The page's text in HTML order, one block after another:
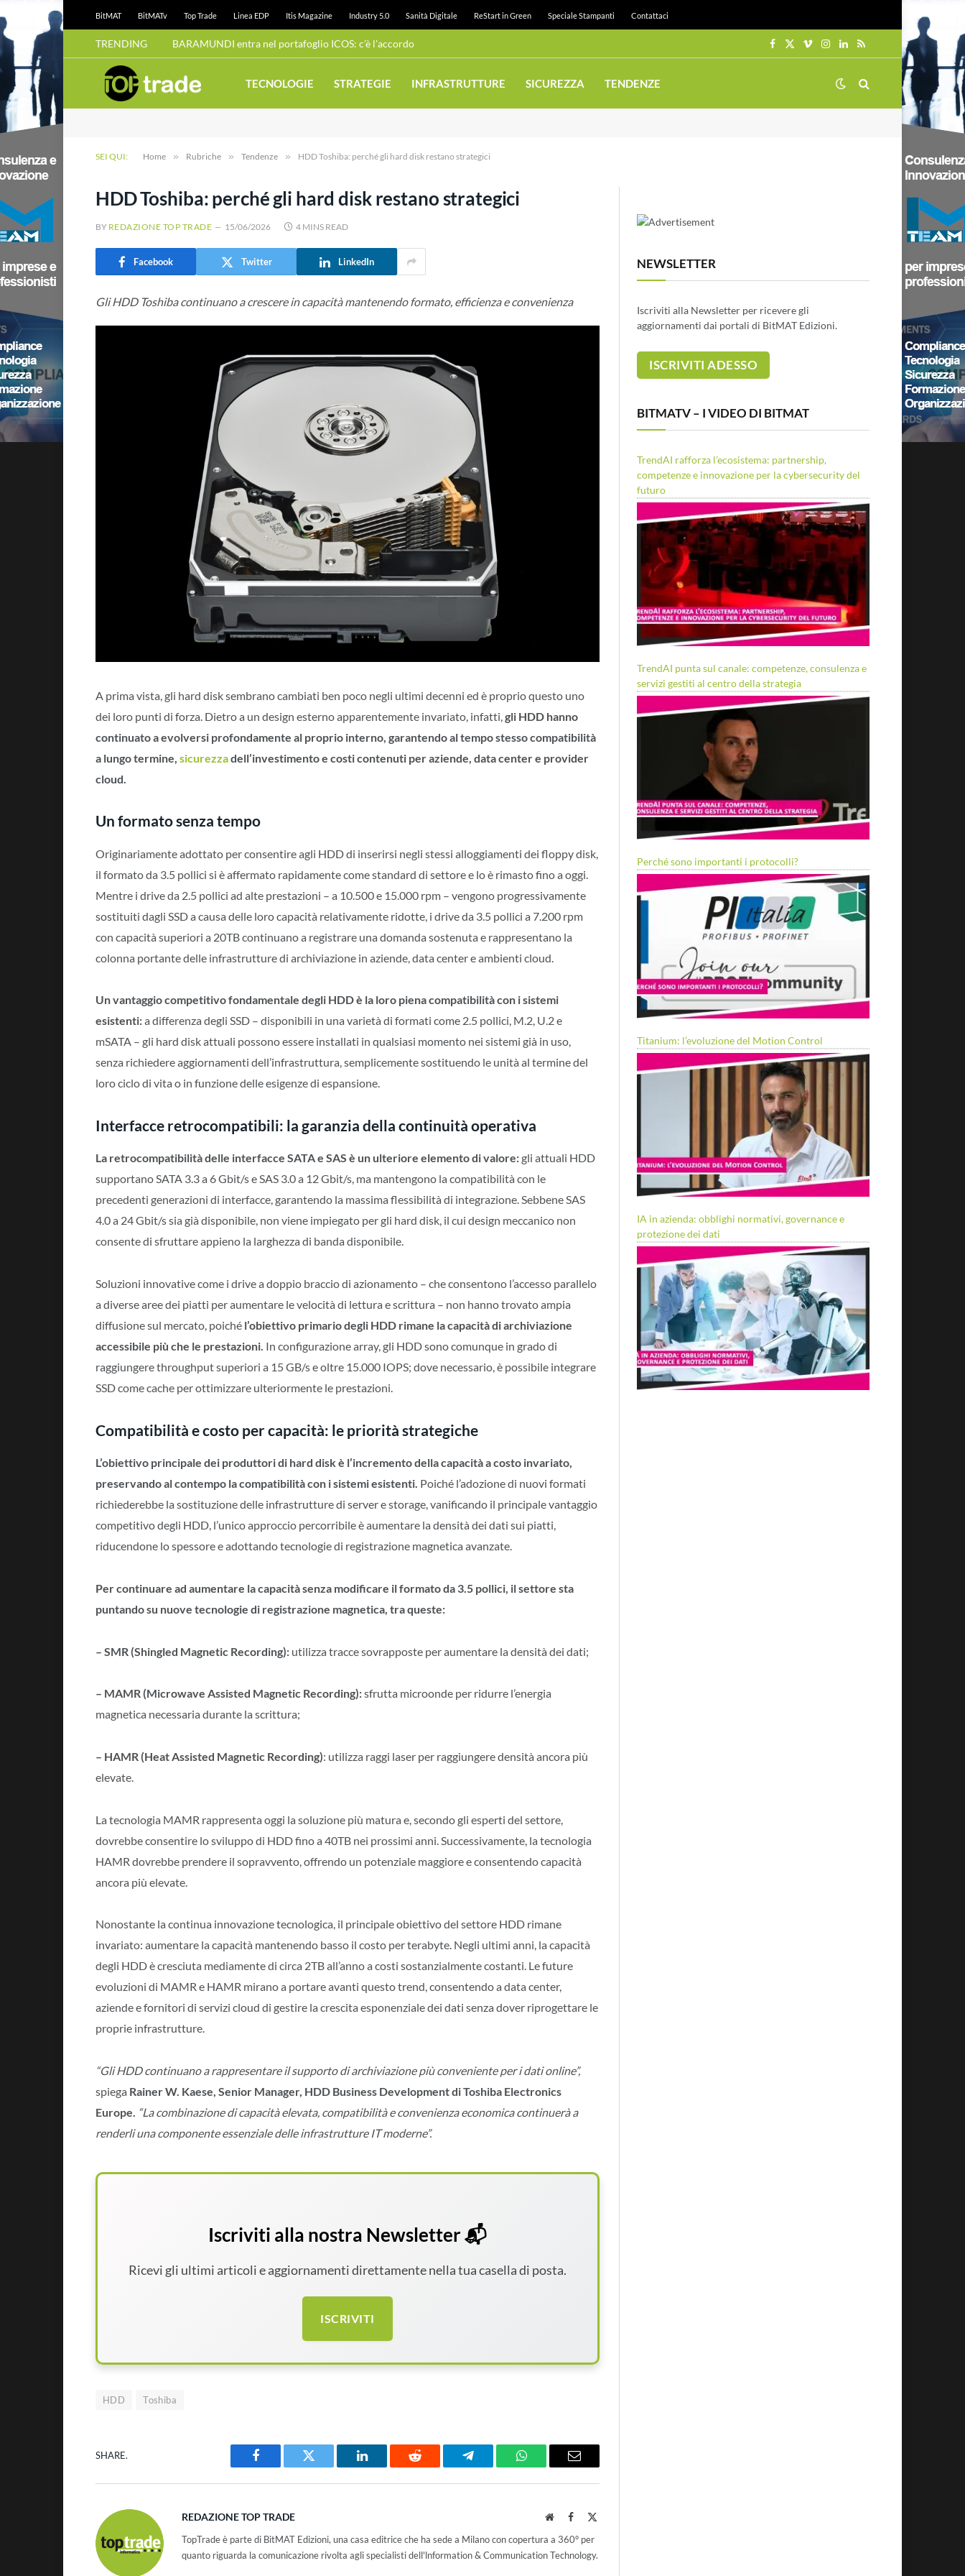
BitMAT BitMATv Top Trade Linea EDP Itis Magazine Industry 5.0 Sanità Digitale ReStart in Green Speciale Stampanti Contattaci
TRENDING BARAMUNDI entra nel portafoglio ICOS: c’è l’accordo
Facebook
X
VimeoInstagram
LinkedIn
RSS
TECNOLOGIE STRATEGIE INFRASTRUTTURE SICUREZZA TENDENZE
SEI QUI: Home » Rubriche » Tendenze » HDD Toshiba: perché gli hard disk restano strategici
HDD Toshiba: perché gli hard disk restano strategici
BY REDAZIONE TOP TRADE 15/06/2026 4 MINS READ
Facebook Twitter LinkedIn
Gli HDD Toshiba continuano a crescere in capacità mantenendo formato, efficienza e convenienza
A prima vista, gli hard disk sembrano cambiati ben poco negli ultimi decenni ed è proprio questo uno
dei loro punti di forza. Dietro a un design esterno apparentemente invariato, infatti, gli HDD hanno
continuato a evolversi profondamente al proprio interno, garantendo al tempo stesso compatibilità
a lungo termine, sicurezzadell’investimento e costi contenuti per aziende, data center e provider
cloud.
Un formato senza tempo
Originariamente adottato per consentire agli HDD di inserirsi negli stessi alloggiamenti dei floppy disk,
il formato da 3.5 pollici si è affermato rapidamente come standard di settore e lo è rimasto fino a oggi.
Mentre i drive da 2.5 pollici ad alte prestazioni – a 10.500 e 15.000 rpm – vengono progressivamente
sostituiti dagli SSD a causa delle loro capacità relativamente ridotte, i drive da 3.5 pollici a 7.200 rpm
con capacità superiori a 20TB continuano a registrare una domanda sostenuta e rappresentano la
colonna portante delle infrastrutture di archiviazione in aziende, data center e ambienti cloud.
Un vantaggio competitivo fondamentale degli HDD è la loro piena compatibilità con i sistemi
esistenti:a differenza degli SSD – disponibili in una varietà di formati come 2.5 pollici, M.2, U.2 e
mSATA – gli hard disk attuali possono essere installati in qualsiasi momento nei sistemi già in uso,
senza richiedere aggiornamenti dell’infrastruttura, semplicemente sostituendo le unità al termine del
loro ciclo di vita o in funzione delle esigenze di espansione.
Interfacce retrocompatibili: la garanzia della continuità operativa
La retrocompatibilità delle interfacce SATA e SAS è un ulteriore elemento di valore: gli attuali HDD
supportano SATA 3.3 a 6 Gbit/s e SAS 3.0 a 12 Gbit/s, ma mantengono la compatibilità con le
precedenti generazioni di interfacce, garantendo la massima flessibilità di integrazione. Sebbene SAS
4.0 a 24 Gbit/s sia già disponibile, non viene impiegato per gli hard disk, il cui design meccanico non
consente di sfruttare appieno la larghezza di banda disponibile.
Soluzioni innovative come i drive a doppio braccio di azionamento – che consentono l’accesso parallelo
a diverse aree dei piatti per aumentare le velocità di lettura e scrittura – non hanno trovato ampia
diffusione sul mercato, poiché l’obiettivo primario degli HDD rimane la capacità di archiviazione
accessibile più che le prestazioni. In configurazione array, gli HDD sono comunque in grado di
raggiungere throughput superiori a 15 GB/s e oltre 15.000 IOPS; dove necessario, è possibile integrare
SSD come cache per ottimizzare ulteriormente le prestazioni.
Compatibilità e costo per capacità: le priorità strategiche
L’obiettivo principale dei produttori di hard disk è l’incremento della capacità a costo invariato,
preservando al contempo la compatibilità con i sistemi esistenti. Poiché l’adozione di nuovi formati
richiederebbe la sostituzione delle infrastrutture di server e storage, vanificando il principale vantaggio
competitivo degli HDD, l’unico approccio percorribile è aumentare la densità dei dati sui piatti,
riducendone lo spessore e adottando tecnologie di registrazione magnetica avanzate.
Per continuare ad aumentare la capacità senza modificare il formato da 3.5 pollici, il settore sta
puntando su nuove tecnologie di registrazione magnetica, tra queste:
– SMR (Shingled Magnetic Recording): utilizza tracce sovrapposte per aumentare la densità dei dati;
– MAMR (Microwave Assisted Magnetic Recording):sfrutta microonde per ridurre l’energia
magnetica necessaria durante la scrittura;
– HAMR (Heat Assisted Magnetic Recording): utilizza raggi laser per raggiungere densità ancora più
elevate.
La tecnologia MAMR rappresenta oggi la soluzione più matura e, secondo gli esperti del settore,
dovrebbe consentire lo sviluppo di HDD fino a 40TB nei prossimi anni. Successivamente, la tecnologia
HAMR dovrebbe prendere il sopravvento, offrendo un potenziale maggiore e consentendo capacità
ancora più elevate.
Nonostante la continua innovazione tecnologica, il principale obiettivo del settore HDD rimane
invariato: aumentare la capacità mantenendo basso il costo per terabyte. Negli ultimi anni, la capacità
degli HDD è cresciuta mediamente di circa 2TB all’anno a costi sostanzialmente costanti. Le future
evoluzioni di MAMR e HAMR mirano a portare avanti questo trend, consentendo a data center,
aziende e fornitori di servizi cloud di gestire la crescita esponenziale dei dati senza dover riprogettare le
proprie infrastrutture.
“Gli HDD continuano a rappresentare il supporto di archiviazione più conveniente per i dati online”,
spiega Rainer W. Kaese, Senior Manager, HDD Business Development di Toshiba Electronics
Europe. “La combinazione di capacità elevata, compatibilità e convenienza economica continuerà a
renderli una componente essenziale delle infrastrutture IT moderne”.
Iscriviti alla nostra Newsletter 📬
Ricevi gli ultimi articoli e aggiornamenti direttamente nella tua casella di posta.
ISCRIVITI
HDD Toshiba
SHARE.
Facebook Twitter LinkedIn Reddit Telegram WhatsAppEmail
REDAZIONE TOP TRADE WebsiteFacebook
TopTrade è parte di BitMAT Edizioni, una casa editrice che ha sede a Milano con copertura a 360° per
quanto riguarda la comunicazione rivolta agli specialisti dell'lnformation & Communication Technology.
NEWSLETTER
Iscriviti alla Newsletter per ricevere gli
aggiornamenti dai portali di BitMAT Edizioni.
BITMATV – I VIDEO DI BITMAT
TrendAI rafforza l’ecosistema: partnership,
competenze e innovazione per la cybersecurity del
futuro
TrendAI punta sul canale: competenze, consulenza e
servizi gestiti al centro della strategia
Perché sono importanti i protocolli?
Titanium: l’evoluzione del Motion Control
IA in azienda: obblighi normativi, governance e
protezione dei dati